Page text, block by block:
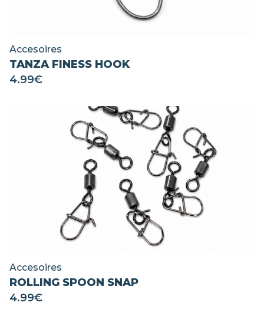
Accesoires
TANZA FINESS HOOK
4.99€
Accesoires
ROLLING SPOON SNAP
4.99€